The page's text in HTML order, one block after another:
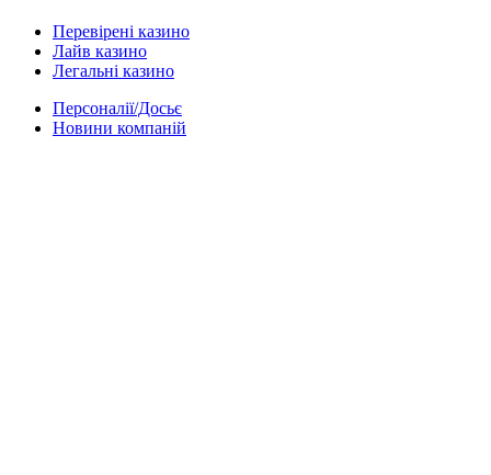
Перевірені казино
Лайв казино
Легальні казино
Персоналії/Досьє
Новини компаній